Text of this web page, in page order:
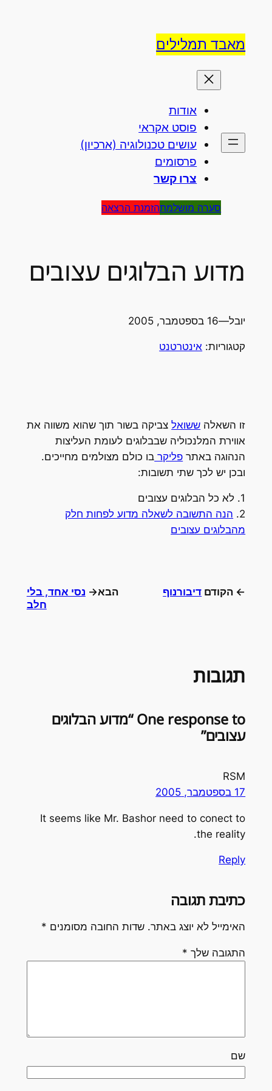
מאבד תמלילים
אודות
פוסט אקראי
עושים טכנולוגיה (ארכיון)
פרסומים
צרו קשר
סערה מושלמתהזמנת הרצאה
מדוע הבלוגים עצובים
יובל—16 בספטמבר, 2005
קטגוריות: אינטרטנט
זו השאלה ששואלצביקה בשור תוך שהוא משווה את
אווירת המלנכוליה שבבלוגים לעומת העליצות
הנהוגה באתר פליקר בו כולם מצולמים מחייכים.
ובכן יש לכך שתי תשובות:
1. לא כל הבלוגים עצובים
2. הנה התשובה לשאלה מדוע לפחות חלק
מהבלוגים עצובים
← הקודם דיבורנוף הבא→ נסי אחד, בלי
חלב
תגובות
One response to “מדוע הבלוגים
עצובים”
RSM
17 בספטמבר, 2005
It seems like Mr. Bashor need to conect to
the reality.
Reply
כתיבת תגובה
האימייל לא יוצג באתר. שדות החובה מסומנים *
התגובה שלך *
שם